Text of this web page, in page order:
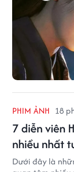
PHIM ẢNH 18
7 diễn viên
nhiều nhất
Dưới đây là